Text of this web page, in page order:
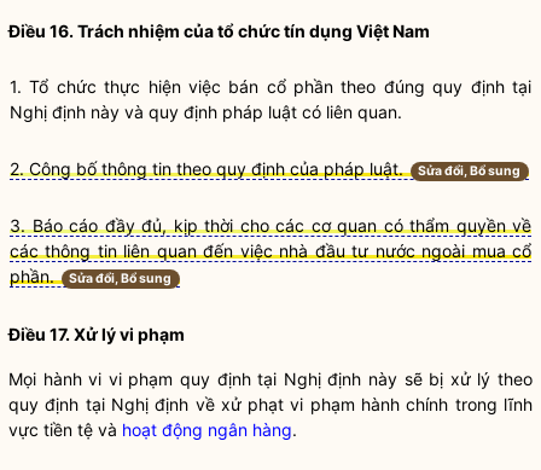
Điều 16. Trách nhiệm củatổ chức tín dụng Việt Nam
1. Tổ chức thực hiện việc bán cổ phần theo đúng quy định tại
Nghị định này và quy định pháp luật có liên quan.
2. Công bố thông tin theo quy định của pháp luật. Sửa đổi, Bổ sung
3. Báo cáo đầy đủ, kịp thời cho các cơ quan có thẩm quyền về
các thông tin liên quan đến việc nhà đầu tư nước ngoài mua cổ
phần.
Sửa đổi, Bổ sung
Điều 17. Xử lý vi phạm
Mọi hành vi vi phạm quy định tại Nghị định này sẽ bị xử lý theo
quy định tại Nghị định về xử phạt vi phạm hành chính trong lĩnh
vực tiền tệ và hoạt động ngân hàng.